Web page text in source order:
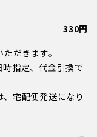
330円
だきます。
指定、代金引換で
宅配便発送になり